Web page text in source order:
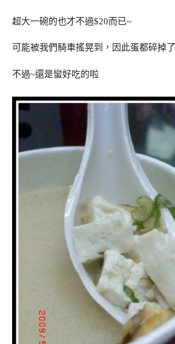
超大一碗的也才不過$20而已~
可能被我們騎車搖晃到，因此蛋都碎掉了
不過~還是蠻好吃的啦